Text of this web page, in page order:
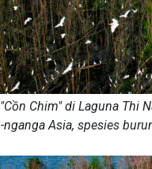
Chim" di Laguna Thi
nganga Asia, spesies